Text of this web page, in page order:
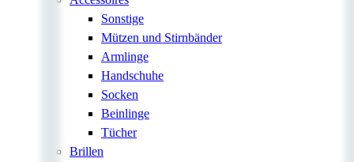
Sonstige
Mützen und Stirnbänder
Armlinge
Handschuhe
Socken
Beinlinge
Tücher
Brillen